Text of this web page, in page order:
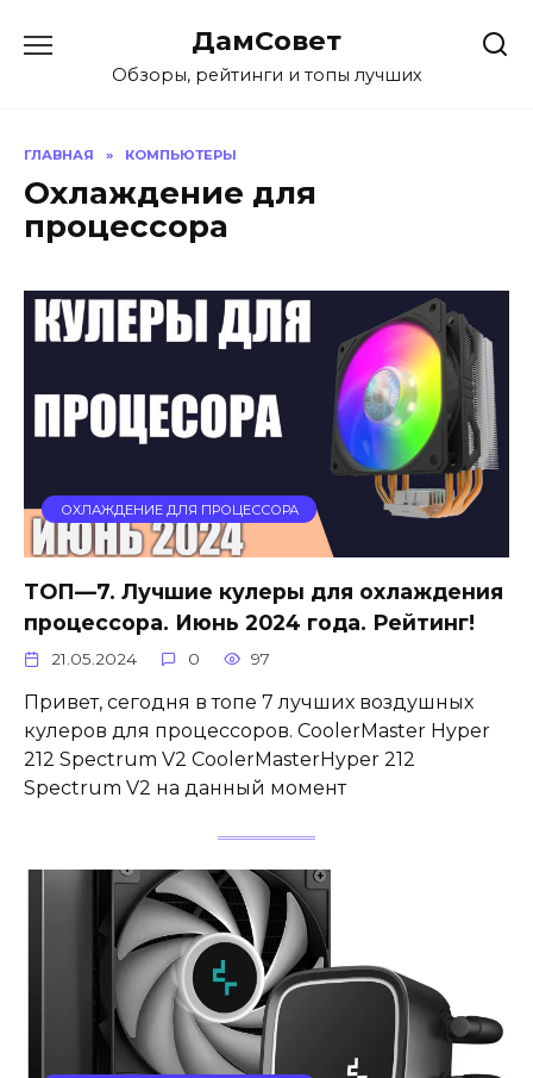
содержанию
ДамСовет
Обзоры, рейтинги и топы лучших
ГЛАВНАЯ » КОМПЬЮТЕРЫ
Охлаждение для
процессора
ОХЛАЖДЕНИЕ ДЛЯ ПРОЦЕССОРА
ТОП—7. Лучшие кулеры для охлаждения
процессора. Июнь 2024 года. Рейтинг!
21.05.2024 0 97
Привет, сегодня в топе 7 лучших воздушных
кулеров для процессоров. CoolerMaster Hyper
212 Spectrum V2 CoolerMasterHyper 212
Spectrum V2 на данный момент